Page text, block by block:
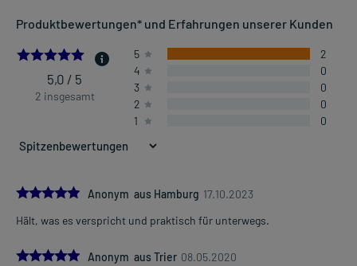
Produktbewertungen* und Erfahrungen unserer Kunden
5.0
5,0 / 5
2 insgesamt
5
2
4
0
3
0
2
0
1
0
5.0Anonym aus Hamburg 17.10.2023
Hält, was es verspricht und praktisch für unterwegs.
5.0Anonym aus Trier 08.05.2020